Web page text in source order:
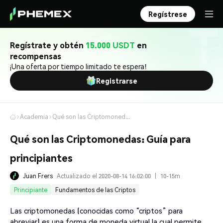
Regístrese
Regístrate y obtén 15.000 USDT en
recompensas
¡Una oferta por tiempo limitado te espera!
Registrarse
Academia Qué son las Criptomonedas: Guía para principiantes
Qué son las Criptomonedas: Guía para
principiantes
Juan Frers Actualizado el 2020-08-14 16:02:00
10-15m
Principiante
Fundamentos de las Criptos
Las criptomonedas (conocidas como “criptos” para